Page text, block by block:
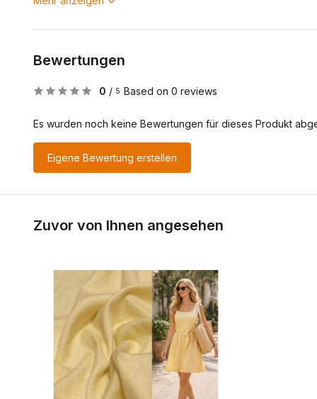
Bewertungen
0 / 5 Based on 0 reviews
Es wurden noch keine Bewertungen für dieses Produkt
Eigene Bewertung erstellen
Zuvor von Ihnen angesehen